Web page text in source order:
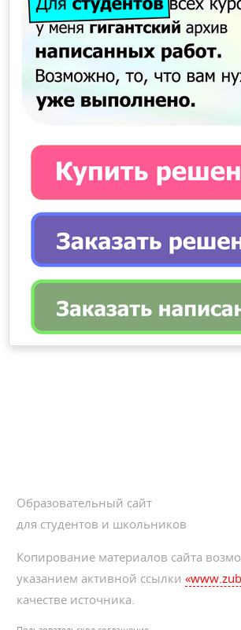
Образовательный сайт
для студентов и школьников
Копирование материалов сайта
указанием активной ссылки
качестве источника.